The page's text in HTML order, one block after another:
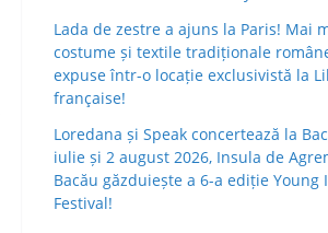
Lada de zestre a ajuns la Paris! Mai
costume și textile tradiționale
expuse într-o locație exclusivistă la
française!
Loredana și Speak concertează la
iulie și 2 august 2026, Insula de
Bacău găzduiește a 6-a ediție Young
Festival!